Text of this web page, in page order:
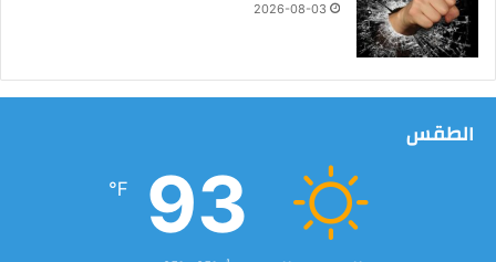
ل
ه
2026-08-03
الطقس
93
℉